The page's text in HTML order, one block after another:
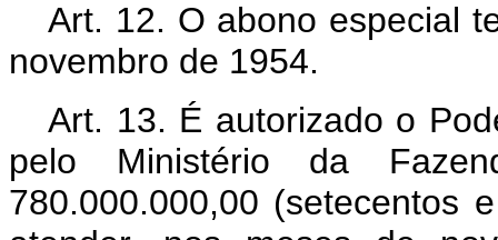
Art. 12. O abono especial
novembro de 1954.
Art. 13. É autorizado o
pelo Ministério da
780.000.000,00 (setecentos